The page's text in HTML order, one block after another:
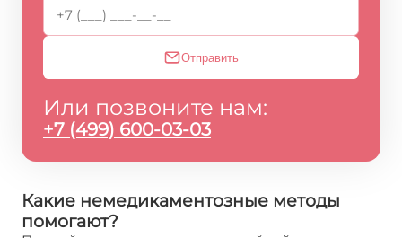
Отправить
Или позвоните нам:
+7 (499) 600-03-03
Какие немедикаментозные методы
помогают?